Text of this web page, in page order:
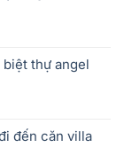
biệt thự angel
đến căn villa